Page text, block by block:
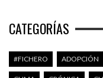
CATEGORÍAS
#FICHERO ADOPCIÓN